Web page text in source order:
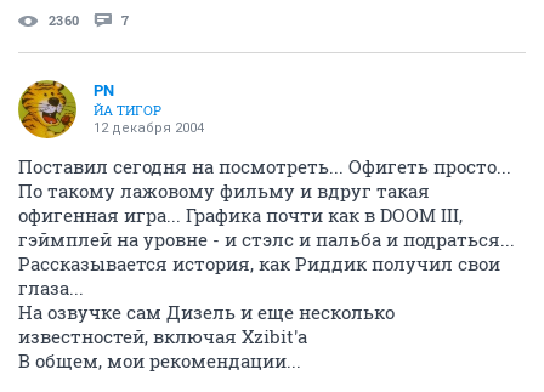
2360 7
PN
ЙА ТИГОР
12 декабря 2004
Поставил сегодня на посмотреть... Офигеть просто...
По такому лажовому фильму и вдруг такая
офигенная игра... Графика почти как в DOOM III,
гэймплей на уровне - и стэлс и пальба и подраться...
Рассказывается история, как Риддик получил свои
глаза...
На озвучке сам Дизель и еще несколько
известностей, включая Xzibit'а
В общем, мои рекомендации...